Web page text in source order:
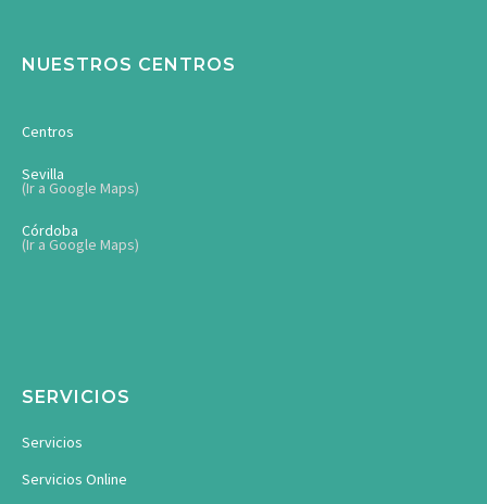
NUESTROS CENTROS
Centros
Sevilla
(Ir a Google Maps)
Córdoba
(Ir a Google Maps)
SERVICIOS
Servicios
Servicios Online